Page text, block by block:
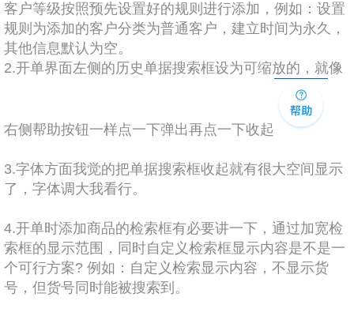
客户等级按照预先设置好的规则进行添加，例如：设置
规则为添加的客户分类为普通客户，建立时间为永久，
其他信息默认为空。
2.开单界面左侧的历史单据搜索框设为可缩放的，就像
右侧帮助按钮一样点一下弹出再点一下收起
3.字体方面我觉的把单据搜索框收起就有很大空间显示
了，字体调大我看行。
4.开单时添加商品的检索框有必要讲一下，通过加宽检
索框的显示范围，同时自定义检索框显示内容是不是一
个可行方案? 例如：自定义检索显示内容，不显示货
号，但货号同时能被搜索到。